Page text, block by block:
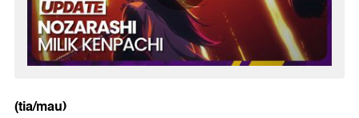
(tia/mau)